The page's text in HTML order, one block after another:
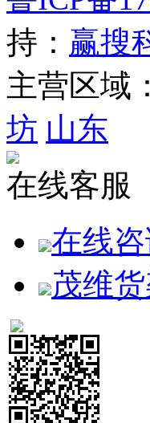
持： 赢搜
主营区域
坊 山东
在线客服
在线
茂维